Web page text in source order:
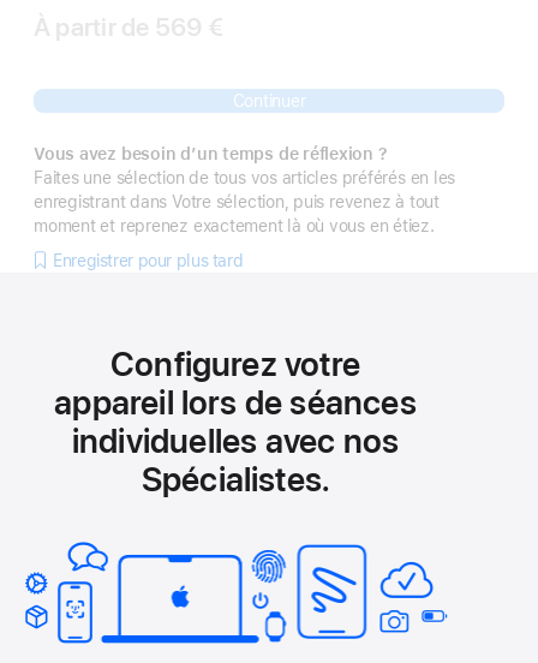
À partir de 569 €
Continuer
Vous avez besoin d’un temps de réflexion ?
Faites une sélection de tous vos articles préférés en les
enregistrant dans Votre sélection, puis revenez à tout
moment et reprenez exactement là où vous en étiez.
Enregistrer pour plus tard
Configurez votre
appareil lors de séances
individuelles avec nos
Spécialistes.